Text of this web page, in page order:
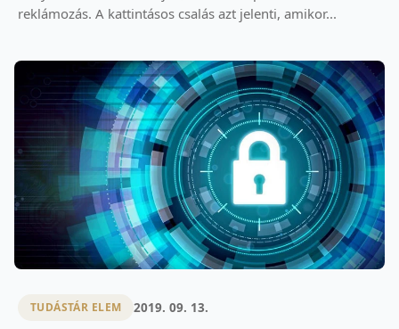
reklámozás. A kattintásos csalás azt jelenti, amikor...
TUDÁSTÁR ELEM 2019. 09. 13.